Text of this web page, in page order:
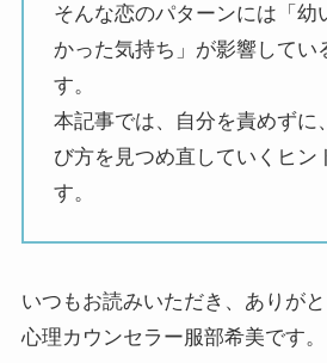
そんな恋のパターンには「幼
かった気持ち」が影響してい
す。
本記事では、自分を責めずに
び方を見つめ直していくヒン
す。
いつもお読みいただき、ありがと
心理カウンセラー服部希美です。